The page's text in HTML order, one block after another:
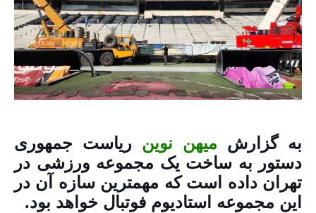
به گزارش میهن نوین ریاست جمهوری
دستور به ساخت یک مجموعه ورزشی در
تهران داده است که مهمترین سازه آن در
این مجموعه استادیوم فوتبال خواهد بود.